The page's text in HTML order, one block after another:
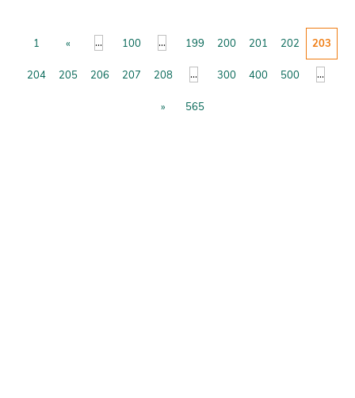
1 « ... 100 ... 199 200 201 202 203
204 205 206 207 208 ... 300 400 500 ...
» 565